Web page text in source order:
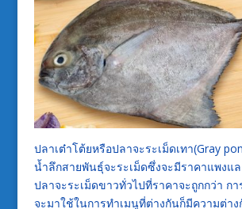
ปลาเต๋าโต้ยหรือปลาจะระเม็ดเทา(Gray
น้ำลึกสายพันธุ์จะระเม็ดซึ่งจะมีราคาแพงแ
ปลาจะระเม็ดขาวทั่วไปที่ราคาจะถูกกว่า ก
จะมาใช้ในการทำเมนูที่ต่างกันก็มีความต่า